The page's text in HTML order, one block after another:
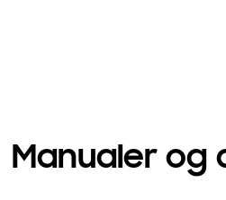
Manualer og